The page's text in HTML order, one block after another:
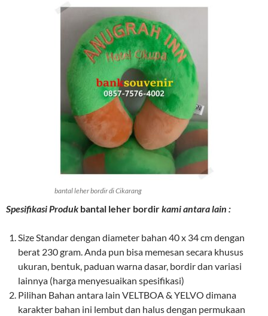
bantal leher bordir di Cikarang
Spesifikasi Produk bantal leher bordirkami antara lain :
Size Standar dengan diameter bahan 40 x 34 cm dengan
berat 230 gram. Anda pun bisa memesan secara khusus
ukuran, bentuk, paduan warna dasar, bordir dan variasi
lainnya (harga menyesuaikan spesifikasi)
Pilihan Bahan antara lain VELTBOA & YELVO dimana
karakter bahan ini lembut dan halus dengan permukaan